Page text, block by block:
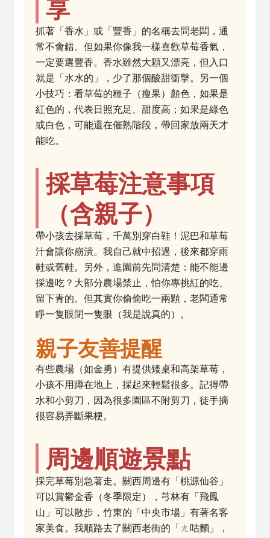
享
抓著「香水」或「豐香」的名稱去問老闆，通
常不會錯。但如果你像我一樣喜歡草莓香氣，
一定要選豐香。香水雖然大顆又漂亮，但入口
就是「水水的」，少了那個酸甜衝擊。另一個
小技巧：看草莓的種子（瘦果）顏色，如果是
紅色的，代表日照充足、甜度高；如果是綠色
或白色，可能還在催熟階段，帶回家放兩天才
能吃。
採草莓注意事項
（含親子）
帶小孩去採草莓，千萬別穿白鞋！泥巴和草莓
汁會讓你崩潰。我自己就中招過，後來都穿雨
鞋或舊鞋。另外，進園前先問清楚：能不能邊
採邊吃？大部分農場禁止，怕你專挑紅的吃、
留下青的。但其實你偷偷吃一兩顆，老闆通常
睜一隻眼閉一隻眼（我是說真的）。
親子友善提醒
有些農場（如金勇）有提供矮桌和高架草莓，
小孩不用蹲在地上，採起來輕鬆很多。記得帶
水和小剪刀，因為很多園區不附剪刀，徒手摘
很容易弄斷果梗。
周邊順遊景點
採完草莓別急著走。關西周邊有「桃源仙谷」
可以賞鬱金香（冬季限定），芎林有「飛鳳
山」可以散步，竹東的「中央市場」有著名客
家美食。我順路去了關西老街的「ㄤ咕麵」，